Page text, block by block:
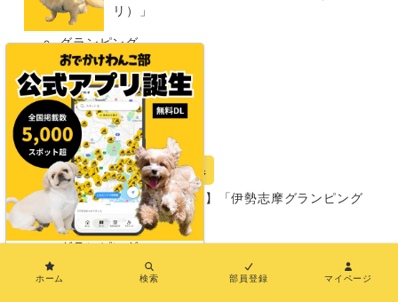
リ）」
グランピング
同室宿泊OK
部屋食プランあり
温泉あり
小型犬まで
宿 三重県
【三重・志摩市】「伊勢志摩グランピング
テラスEX」
グランピング
ホーム 検索 部員登録 マイページ